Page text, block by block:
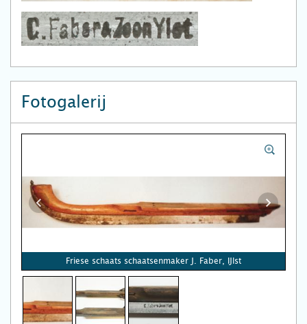
Fotogalerij
Friese schaats schaatsenmaker J. Faber, IJlst